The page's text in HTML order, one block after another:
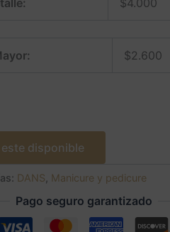
$2.600
disponible
DANS Manicure y pedicure
Pago seguro garantizado